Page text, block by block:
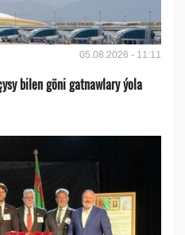
05.08.2026 - 11:11
bilen göni gatnawlary ýola